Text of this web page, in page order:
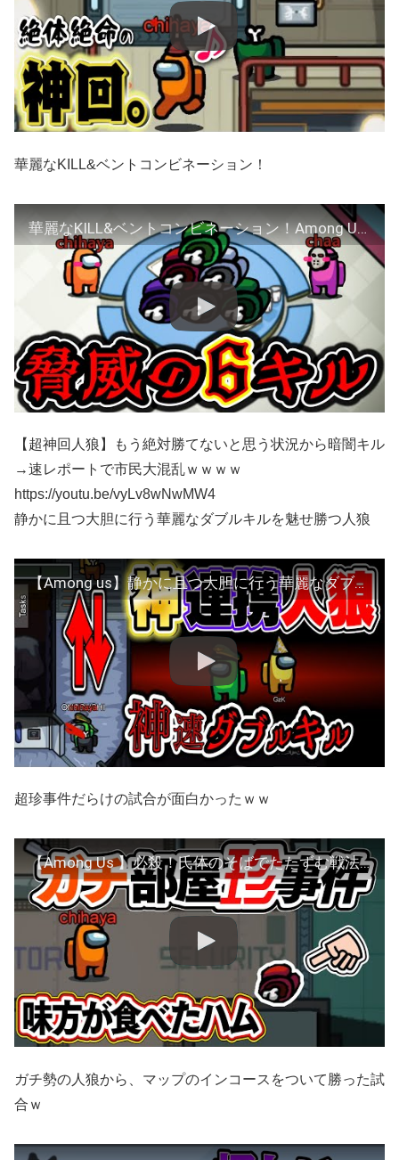
華麗なKILL&ベントコンビネーション！
華麗なKILL&ベントコンビネーション！Among Us ちはや アマングアス
【超神回人狼】もう絶対勝てないと思う状況から暗闇キル
→速レポートで市民大混乱ｗｗｗｗ
https://youtu.be/vyLv8wNwMW4
静かに且つ大胆に行う華麗なダブルキルを魅せ勝つ人狼
【Among us】静かに且つ大胆に行う華麗なダブルキルを魅せ勝つ人狼 アマングアスちはや
超珍事件だらけの試合が面白かったｗｗ
【Among Us 】必殺！氏体のそばでたたずむ戦法！！！ ちはや アマングアス アモアス アマアス
ガチ勢の人狼から、マップのインコースをついて勝った試
合ｗ